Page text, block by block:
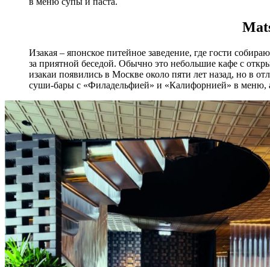
Изакая – японское питейное заведение, где гости
за приятной беседой. Обычно это небольшие кафе с
изакаи появились в Москве около пяти лет назад, но в
суши-бары с «Филадельфией» и «Калифорнией» в меню,